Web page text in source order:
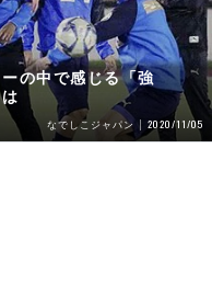
の中で感じる「強
なでしこジャパン 2020/11/05